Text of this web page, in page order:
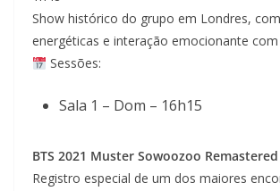
Show histórico do grupo em Londres,
energéticas e interação emocionante
Sessões:
Sala 1 – Dom – 16h15
BTS 2021 Muster Sowoozoo Remastered
Registro especial de um dos maiores